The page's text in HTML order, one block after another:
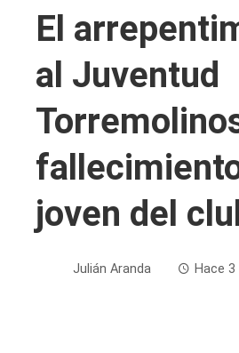
El
al Juventud
joven del
Julián Aranda Hace